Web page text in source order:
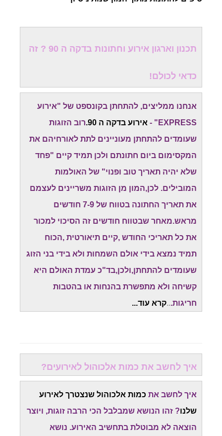
תכנון וארגון אירוע וחתונות בדקה ה 90 ? זה
כדאי לכולם!
אנחנו ממליצים, להתחתן בקונספט של "אירוע
EXPRESS" -
אירוע בדקה ה 90.
רוב הזוגות
שעומדים להתחתן מעוניינים לתת לאורחיהם את
המקסימום ביום חתונתם ולכן תמיד קיים "פחד
שלא יהיה תאריך טוב ופנוי" של האולמות
המובילים. לכן,המון מן הזוגות משריינים לעצמם
את תאריך החתונה בטווח של 7-9 חודשים
מראש.מאחר שבטווח חודשים זה הסיכוי למכור
את כל תאריכי החודש ,קיים תיאורטית ,הכוח
תמיד נמצא בידי אולם השמחות ולא בידי בני הזוג
שעומדים להתחתן,ולכן,בד"כ עמדת האולם היא
קשיחה ולא מתפשרת בהנחות או בהטבות
חריגות...קרא עוד...
איך לחשב את כמות אלכוהול לאירועים?
איך לחשב את כמות אלכוהול שנצטרך לאירוע
שלנו? זהו הנושא שמבלבל הכי הרבה זוגות, ויוצר
הוצאה לא מבוטלת בתחשיב האירוע. נושא